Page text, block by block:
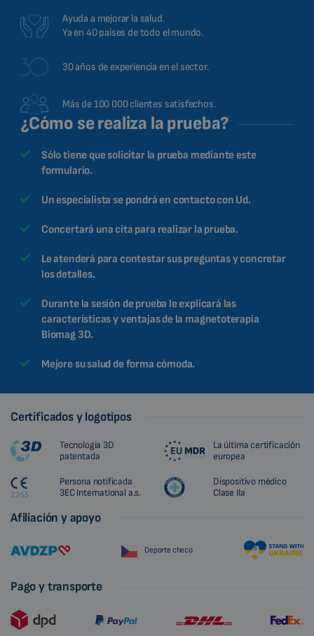
Ayuda a mejorar la salud.
Ya en 40 países de todo el mundo.
30 años de experiencia en el sector.
Más de 100 000 clientes satisfechos.
¿Cómo se realiza la prueba?
Sólo tiene que solicitar la prueba mediante este
formulario.
Un especialista se pondrá en contacto con Ud.
Concertará una cita para realizar la prueba.
Le atenderá para contestar sus preguntas y concretar
los detalles.
Durante la sesión de prueba le explicará las
características y ventajas de la magnetoterapia
Biomag 3D.
Mejore su salud de forma cómoda.
Certificados y logotipos
Tecnología 3D
patentada
La última certificación
europea
Persona notificada
3EC International a.s.
Dispositivo médico
Clase IIa
Afiliación y apoyo
Deporte checo
Pago y transporte